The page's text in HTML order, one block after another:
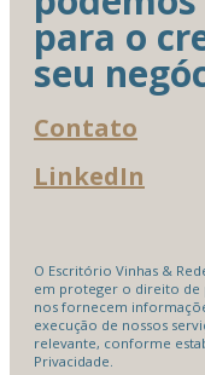
para o
seu
Contato
LinkedIn
O Escritório Vinhas &
em proteger o direito de
nos fornecem
execução de nossos
relevante, conforme
Privacidade.